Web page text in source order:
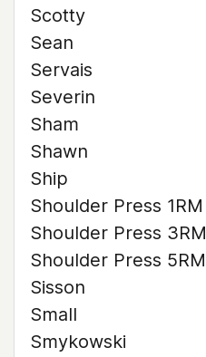
Scotty
Sean
Servais
Severin
Sham
Shawn
Ship
Shoulder Press 1RM
Shoulder Press 3RM
Shoulder Press 5RM
Sisson
Small
Smykowski